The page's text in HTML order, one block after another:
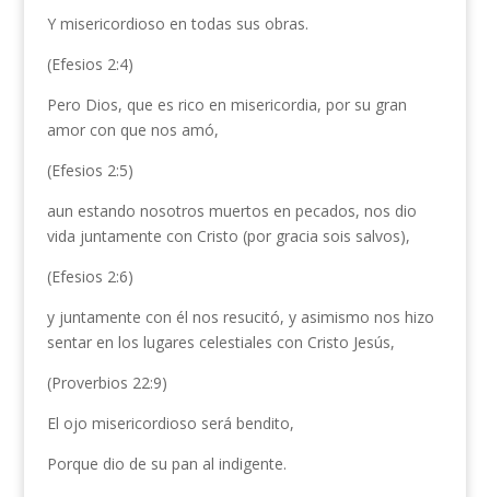
Y misericordioso en todas sus obras.
(Efesios 2:4)
Pero Dios, que es rico en misericordia, por su gran
amor con que nos amó,
(Efesios 2:5)
aun estando nosotros muertos en pecados, nos dio
vida juntamente con Cristo (por gracia sois salvos),
(Efesios 2:6)
y juntamente con él nos resucitó, y asimismo nos hizo
sentar en los lugares celestiales con Cristo Jesús,
(Proverbios 22:9)
El ojo misericordioso será bendito,
Porque dio de su pan al indigente.